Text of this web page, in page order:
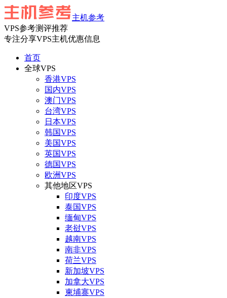
主机参考
VPS参考测评推荐
专注分享VPS主机优惠信息
首页
全球VPS
香港VPS
国内VPS
澳门VPS
台湾VPS
日本VPS
韩国VPS
美国VPS
英国VPS
德国VPS
欧洲VPS
其他地区VPS
印度VPS
泰国VPS
缅甸VPS
老挝VPS
越南VPS
南非VPS
荷兰VPS
新加坡VPS
加拿大VPS
柬埔寨VPS